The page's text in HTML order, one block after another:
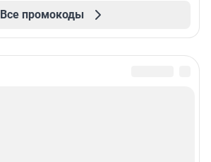
Все промокоды